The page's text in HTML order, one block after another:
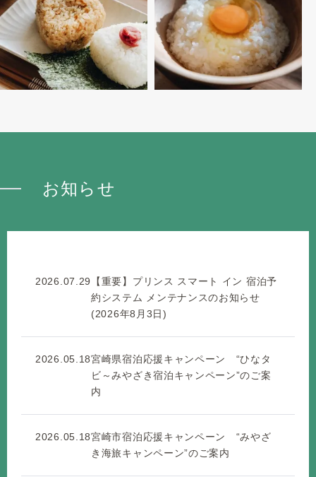
お知らせ
2026.07.29
【重要】プリンス スマート イン 宿泊予
約システム メンテナンスのお知らせ
(2026年8月3日)
2026.05.18宮崎県宿泊応援キャンペーン “ひなタ
ビ～みやざき宿泊キャンペーン”のご案
内
2026.05.18宮崎市宿泊応援キャンペーン “みやざ
き海旅キャンペーン”のご案内